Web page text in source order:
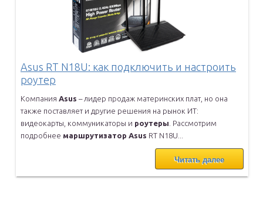
Asus RT N18U: как подключить и настроить
роутер
Компания Asus – лидер продаж материнских плат, но она
также поставляет и другие решения на рынок ИТ:
видеокарты, коммуникаторы и роутеры . Рассмотрим
подробнее маршрутизатор Asus RT N18U...
Читать далее